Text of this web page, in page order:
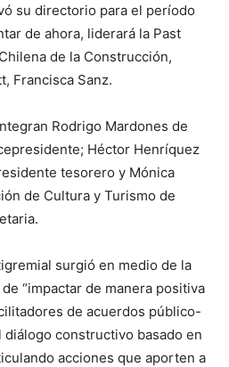
su directorio para el período
de ahora, liderará la Past
de la Construcción,
Francisca Sanz.
Rodrigo Mardones de
Héctor Henríquez
tesorero y Mónica
de Cultura y Turismo de
surgió en medio de la
“impactar de manera positiva
de acuerdos público-
constructivo basado en
acciones que aporten a